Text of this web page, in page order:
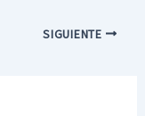
SIGUIENTE